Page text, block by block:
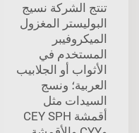
تنتج الشركة نسيج
البوليستر المغزول
الميكروفيبر
المستخدم في
الأثواب أو الجلابيب
العربية؛ ونسج
السيدات مثل
أقمشة CEY SPH